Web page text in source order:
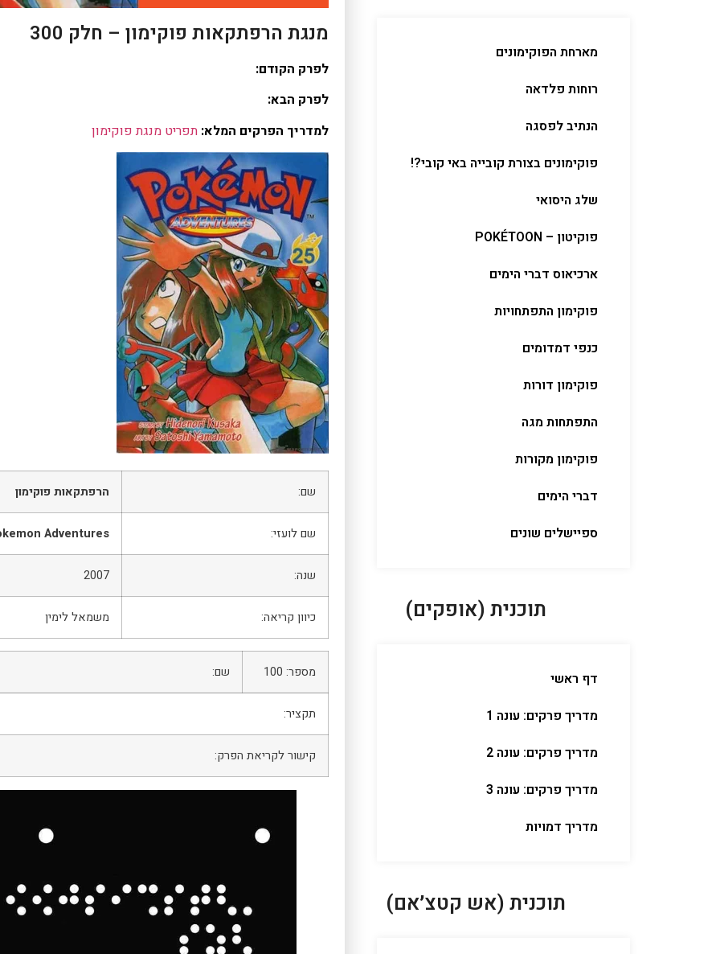
מארחת הפוקימונים
רוחות פלדאה
הנתיב לפסגה
פוקימונים בצורת קובייה באי קובי?!
שלג היסואי
פוקיטון – POKÉTOON
ארכיאוס דברי הימים
פוקימון התפתחויות
כנפי דמדומים
פוקימון דורות
התפתחות מגה
פוקימון מקורות
דברי הימים
ספיישלים שונים
תוכנית (אופקים)
דף ראשי
מדריך פרקים: עונה 1
מדריך פרקים: עונה 2
מדריך פרקים: עונה 3
מדריך דמויות
תוכנית (אש קטצ׳אם)
מנגת הרפתקאות פוקימון – חלק 300
לפרק הקודם:
לפרק הבא:
למדריך הפרקים המלא: תפריט מנגת פוקימון
שם: הרפתקאות פוקימון
שם לועזי: Adventures
שנה: 2007
כיוון קריאה: משמאל לימין
מספר: 100 שם:
תקציר:
קישור לקריאת הפרק: